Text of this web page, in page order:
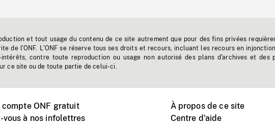
et tout usage du contenu de ce site autrement que pour des fins privées
de l'ONF. L'ONF se réserve tous ses droits et recours, incluant les recours en
intérêts, contre toute reproduction ou usage non autorisé des plans d'archives et des
ce site ou de toute partie de celui-ci.
compte ONF gratuit
vous à nos infolettres
À propos de ce site
Centre d'aide